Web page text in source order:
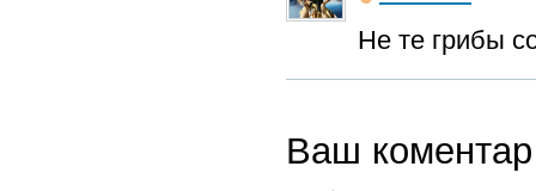
Не те грибы
Ваш коментар